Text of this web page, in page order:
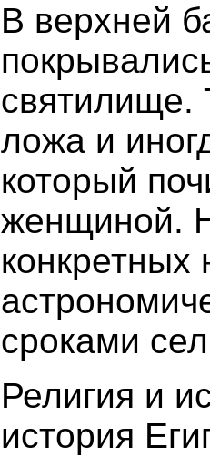
В верхней
святилище.
ложа и
который
женщиной.
сроками
Религия и
история